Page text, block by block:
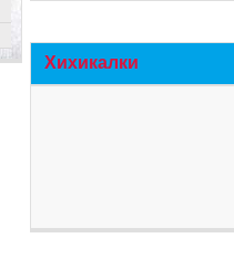
Хихикалки